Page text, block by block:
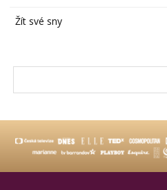
Žít své sny